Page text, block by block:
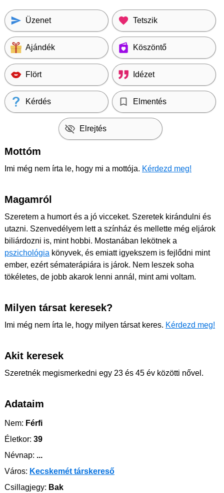
Üzenet Tetszik
Ajándék Köszöntő
Flört Idézet
Kérdés Elmentés
Elrejtés
Mottóm
Imi még nem írta le, hogy mi a mottója. Kérdezd meg!
Magamról
Szeretem a humort és a jó vicceket. Szeretek kirándulni és
utazni. Szenvedélyem lett a színház és mellette még eljárok
biliárdozni is, mint hobbi. Mostanában lekötnek a
pszichológia könyvek, és emiatt igyekszem is fejlődni mint
ember, ezért sématerápiára is járok. Nem leszek soha
tökéletes, de jobb akarok lenni annál, mint ami voltam.
Milyen társat keresek?
Imi még nem írta le, hogy milyen társat keres. Kérdezd meg!
Akit keresek
Szeretnék megismerkedni egy 23 és 45 év közötti nővel.
Adataim
Nem: Férfi
Életkor: 39
Névnap: ...
Város: Kecskemét társkereső
Csillagjegy: Bak